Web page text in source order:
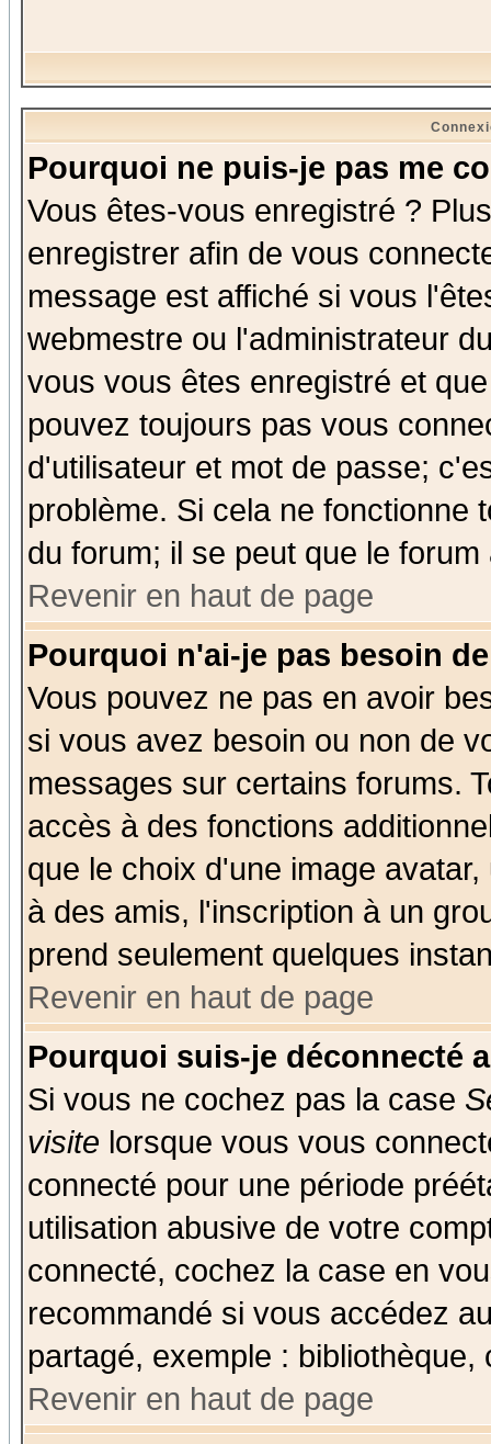
Pourquoi ne puis-je pas me
Vous êtes-vous enregistré ?
enregistrer afin de vous
message est affiché si vous
webmestre ou l'administrateur
vous vous êtes enregistré et
pouvez toujours pas vous
d'utilisateur et mot de passe;
problème. Si cela ne fonctionne
du forum; il se peut que le
Revenir en haut de page
Pourquoi n'ai-je pas besoin
Vous pouvez ne pas en avoir
si vous avez besoin ou non de
messages sur certains forums.
accès à des fonctions
que le choix d'une image
à des amis, l'inscription à un
prend seulement quelques
Revenir en haut de page
Pourquoi suis-je déconnecté
Si vous ne cochez pas la case
visite lorsque vous vous
connecté pour une période
utilisation abusive de votre
connecté, cochez la case en
recommandé si vous accédez
partagé, exemple :
Revenir en haut de page